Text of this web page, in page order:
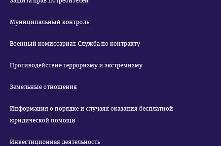
Муниципальный контроль
Военный комиссариат. Служба по контракту
Противодействие терроризму и экстремизму
Земельные отношения
Информация о порядке и случаях оказания бесплатной
юридической помощи
Инвестиционная деятельность